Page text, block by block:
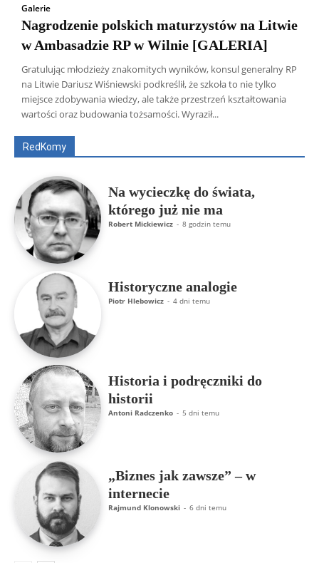
Galerie
Nagrodzenie polskich maturzystów na Litwie
w Ambasadzie RP w Wilnie [GALERIA]
Gratulując młodzieży znakomitych wyników, konsul generalny RP
na Litwie Dariusz Wiśniewski podkreślił, że szkoła to nie tylko
miejsce zdobywania wiedzy, ale także przestrzeń kształtowania
wartości oraz budowania tożsamości. Wyraził...
RedKomy
Wszyscy Aleksander Borowik
Antoni Radczenko
Artur Płokszto
Grzegorz Górny
ks. Jarosław Wąsowicz SDB
Na wycieczkę do świata,
którego już nie ma
Robert Mickiewicz - 8 godzin temu
Historyczne analogie
Piotr Hlebowicz - 4 dni temu
Historia i podręczniki do
historii
Antoni Radczenko - 5 dni temu
„Biznes jak zawsze” – w
internecie
Rajmund Klonowski - 6 dni temu